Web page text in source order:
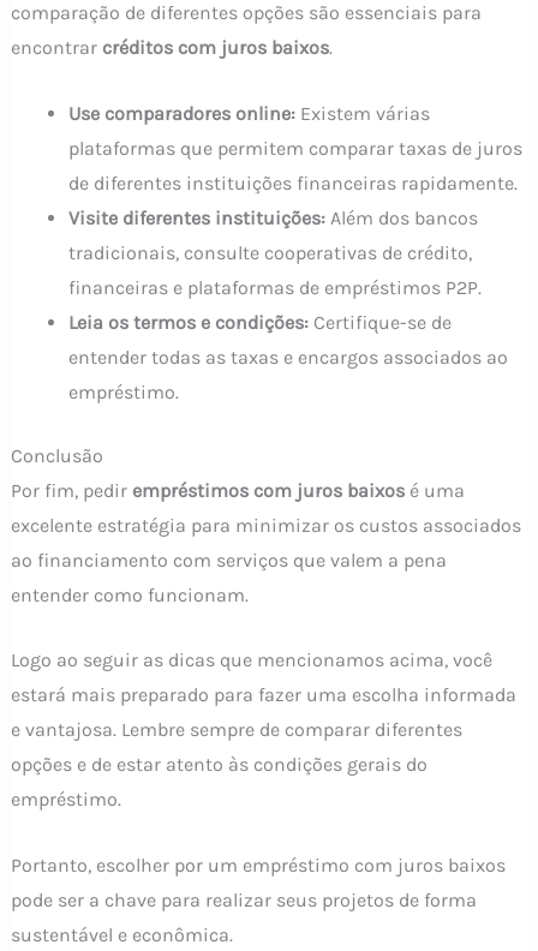
comparação de diferentes opções são essenciais para
encontrar créditos com juros baixos.
Use comparadores online:Existem várias
plataformas que permitem comparar taxas de juros
de diferentes instituições financeiras rapidamente.
Visite diferentes instituições:Além dos bancos
tradicionais, consulte cooperativas de crédito,
financeiras e plataformas de empréstimos P2P.
Leia os termos e condições:Certifique-se de
entender todas as taxas e encargos associados ao
empréstimo.
Conclusão
Por fim, pedir empréstimos com juros baixosé uma
excelente estratégia para minimizar os custos associados
ao financiamento com serviços que valem a pena
entender como funcionam.
Logo ao seguir as dicas que mencionamos acima, você
estará mais preparado para fazer uma escolha informada
e vantajosa. Lembre sempre de comparar diferentes
opções e de estar atento às condições gerais do
empréstimo.
Portanto, escolher por um empréstimo com juros baixos
pode ser a chave para realizar seus projetos de forma
sustentável e econômica.